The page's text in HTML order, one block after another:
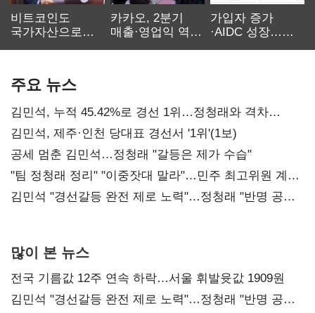
비트코인도
국가자산으로…'
카카오, 2분기
매출·영업익 역대
가입자 증가
·AIDC 성장…
주요 뉴스
김민석, 누적 45.42%로 경선 1위…정청래와 격차
0.86%p(2보)
김민석, 제주·인천 당대표 경선서 '1위'(1보)
공세 멈춘 김민석…정청래 "갈등은 제가 수습"
"팀 정청래 정리" "이중잣대 말라"…민주 최고위원 계파
다툼 격화
김민석 "경선갈등 완전 제로 노력"…정청래 "반명 공세
많이 본 뉴스
전국 기름값 12주 연속 하락…서울 휘발윳값 1909원
김민석 "경선갈등 완전 제로 노력"…정청래 "반명 공세